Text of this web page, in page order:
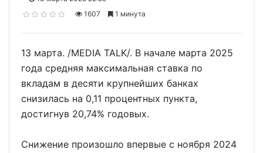
1607
1 минута
13 марта. /MEDIA TALK/. В начале марта 2025
года средняя максимальная ставка по
вкладам в десяти крупнейших банках
снизилась на 0,11 процентных пункта,
достигнув 20,74% годовых.
Снижение произошло впервые с ноября 2024